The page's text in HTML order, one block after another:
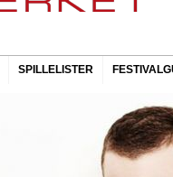
SPILLELISTER